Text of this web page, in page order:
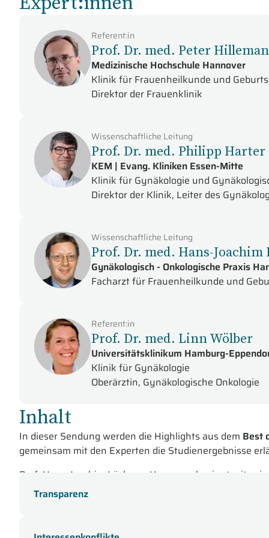
Referent:in
Prof. Dr. med. Peter
Medizinische Hochschule Hannover
Klinik für Frauenheilkunde und
Direktor der Frauenklinik
Wissenschaftliche Leitung
Prof. Dr. med. Philipp Harter
KEM | Evang. Kliniken Essen-Mitte
Klinik für Gynäkologie und
Direktor der Klinik, Leiter des
Wissenschaftliche Leitung
Prof. Dr. med. Hans-Joachim
Gynäkologisch - Onkologische Praxis
Facharzt für Frauenheilkunde und
Referent:in
Prof. Dr. med. Linn Wölber
Universitätsklinikum Hamburg-
Klinik für Gynäkologie
Oberärztin, Gynäkologische Onkologie
Inhalt
In dieser Sendung werden die Highlights aus dem Best
gemeinsam mit den Experten die Studienergebnisse
Prof. Hans-Joachim Lück aus Hannover beginnt mit
onkologisch orientierte Operationen während der
die neoadjuvante und adjuvante Systemtherapie
Transparenz